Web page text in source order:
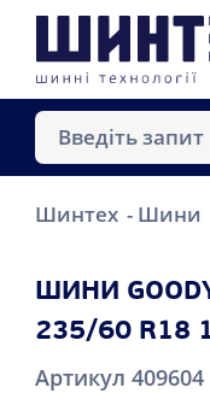
Шинтех Шини
ШИНИ
235/60 R18
Артикул 409604